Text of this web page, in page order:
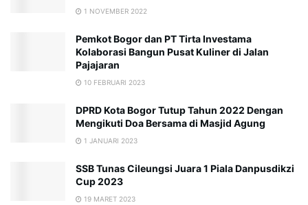
1 NOVEMBER 2022
Pemkot Bogor dan PT Tirta Investama
Kolaborasi Bangun Pusat Kuliner di Jalan
Pajajaran
10 FEBRUARI 2023
DPRD Kota Bogor Tutup Tahun 2022 Dengan
Mengikuti Doa Bersama di Masjid Agung
1 JANUARI 2023
SSB Tunas Cileungsi Juara 1 Piala Danpusdikzi
Cup 2023
19 MARET 2023